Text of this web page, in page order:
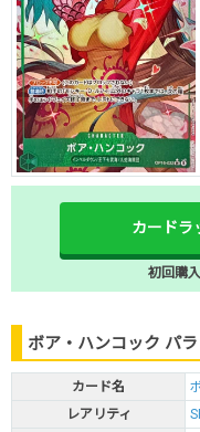
カードラ
初回購
ボア・ハンコック パ
カード名
レアリティ